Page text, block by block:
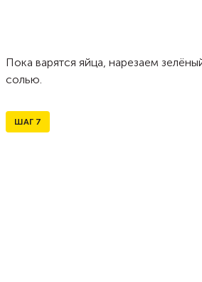
Пока варятся яйца, нарезаем
солью.
ШАГ 7